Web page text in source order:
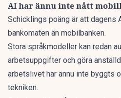
AI har ännu inte nått
Schicklings poäng är att dagens
bankomaten än mobilbanken.
Stora språkmodeller kan redan
arbetsuppgifter och göra
arbetslivet har ännu inte byggts
tekniken.